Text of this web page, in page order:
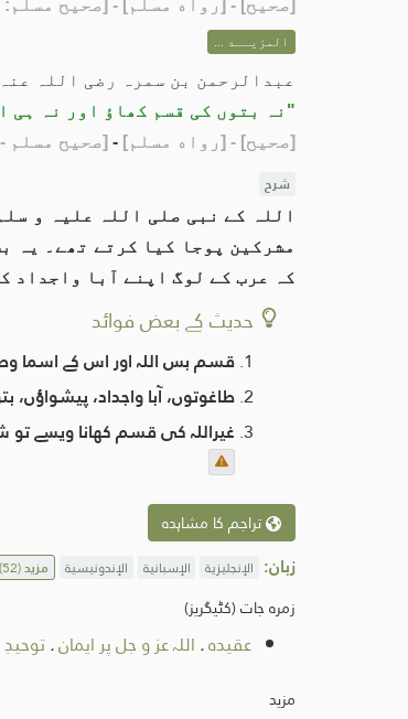
[صحيح] - [رواه مسلم] - [صحيح مسلم: 1648]
المزيــد ...
عبدالرحمن بن سمرہ رضی اللہ
"نہ بتوں کی قسم کھاؤ اور نہ ہی
[صحيح] - [رواه مسلم] - [صحيح مسلم - 1648]
شرح
اللہ کے نبی صلی اللہ علیہ و
مشرکین پوجا کیا کرتے تھے۔ یہ
کہ عرب کے لوگ اپنے آبا واجداد
حدیث کے بعض فوائد
قسم بس اللہ اور اس کے اسما
طاغوتوں، آبا واجداد،
غیراللہ کی قسم کھانا ویسے تو
تراجم کا مشاہدہ
زبان: الإنجليزية الإسبانية الإندونيسية مزید(52)
زمرہ جات (کٹیگریز)
عقیدہ. اللہ عز و جل پر ایمان.
مزید